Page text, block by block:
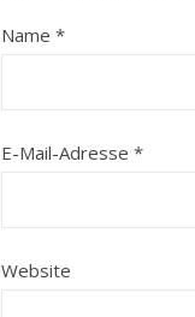
Name *
E-Mail-Adresse *
Website